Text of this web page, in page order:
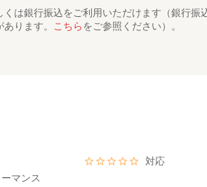
は銀行振込をご利用いただけます（銀行振
ります。 こちらをご参照ください）。
対応
マンス